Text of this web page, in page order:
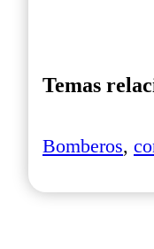
Temas
Bomberos,